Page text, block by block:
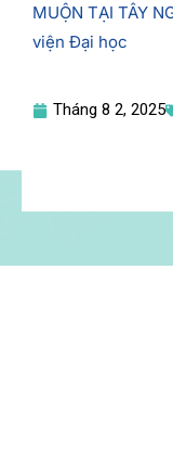
MUỘN TẠI TÂY
viện Đại học
Tháng 8 2, 2025